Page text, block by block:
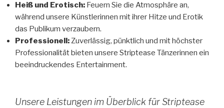
Heiß und Erotisch: Feuern Sie die Atmosphäre an,
während unsere Künstlerinnen mit ihrer Hitze und Erotik
das Publikum verzaubern.
Professionell:Zuverlässig, pünktlich und mit höchster
Professionalität bieten unsere Striptease Tänzerinnen ein
beeindruckendes Entertainment.
Unsere Leistungen im Überblick für Striptease